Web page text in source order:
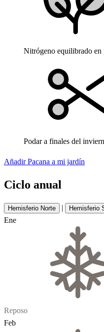
Nitrógeno equilibrado en
Podar a finales del
Añadir Pacana a mi jardín
Ciclo anual
Hemisferio Norte | Hemisferio
Ene
Reposo
Feb